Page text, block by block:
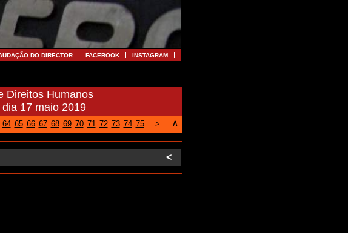
DO DIRECTOR FACEBOOK INSTAGRAM
Direitos Humanos
17 maio 2019
64 65 66 67 68 69 70 71 72 73 74 75 > ∧
<